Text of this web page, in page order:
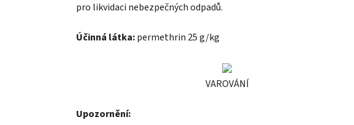
pro likvidaci nebezpečných odpadů.
Účinná látka:permethrin 25 g/kg
VAROVÁNÍ
Upozornění: